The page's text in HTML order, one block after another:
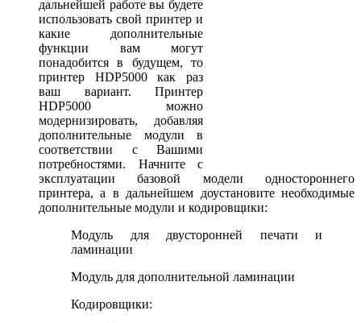
дальнейшей работе вы будете
использовать свой принтер и
какие дополнительные
функции вам могут
понадобится в будущем, то
принтер HDP5000 как раз
ваш вариант. Принтер
HDP5000 можно
модернизировать, добавляя
дополнительные модули в
соответствии с Вашими
потребностями. Начните с
эксплуатации базовой модели одностороннего
принтера, а в дальнейшем доустановите необходимые
дополнительные модули и кодировщики:
Модуль для двусторонней печати и
ламинации
Модуль для дополнительной ламинации
Кодировщики: